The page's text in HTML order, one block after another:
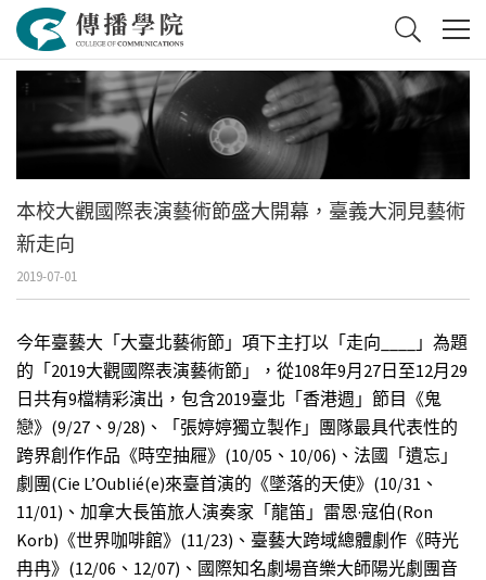
本校大觀國際表演藝術節盛大開幕，臺義大洞見藝術
新走向
2019-07-01
今年臺藝大「大臺北藝術節」項下主打以「走向____」為題
的「2019大觀國際表演藝術節」，從108年9月27日至12月29
日共有9檔精彩演出，包含2019臺北「香港週」節目《鬼
戀》(9/27、9/28)、「張婷婷獨立製作」團隊最具代表性的
跨界創作作品《時空抽屜》(10/05、10/06)、法國「遺忘」
劇團(Cie L’Oublié(e)來臺首演的《墜落的天使》(10/31、
11/01)、加拿大長笛旅人演奏家「龍笛」雷恩·寇伯(Ron
Korb)《世界咖啡館》(11/23)、臺藝大跨域總體劇作《時光
冉冉》(12/06、12/07)、國際知名劇場音樂大師陽光劇團音